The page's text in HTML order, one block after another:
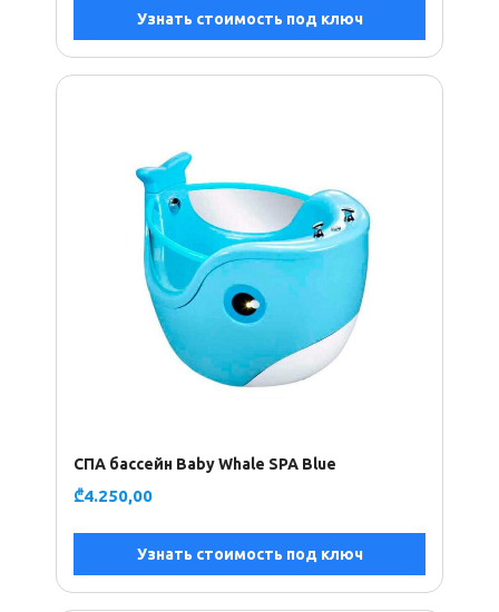
Узнать стоимость под ключ
СПА бассейн Baby Whale SPA Blue
₾4.250,00
Узнать стоимость под ключ